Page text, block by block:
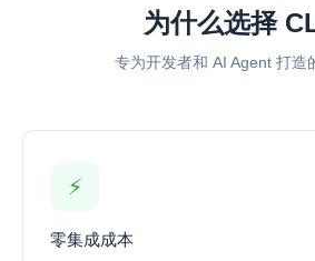
为什么选择
专为开发者和 AI Agent 打造
⚡
零集成成本